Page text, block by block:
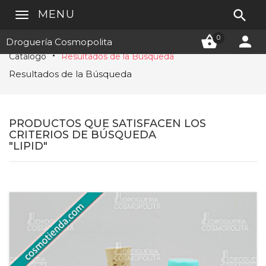
Droguería Cosmopolita 0 
MENU 
Catálogo Resultados de la Búsqueda
Resultados de la Búsqueda
PRODUCTOS QUE SATISFACEN LOS
CRITERIOS DE BÚSQUEDA
"LIPID"